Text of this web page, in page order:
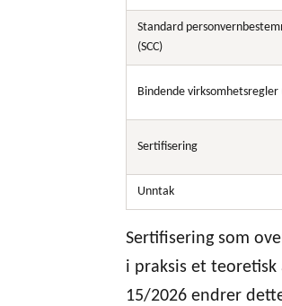
Standard
(SCC)
Bindende virksomhetsregler
Sertifisering
Unntak
Sertifisering som
i praksis et
15/2026 endrer